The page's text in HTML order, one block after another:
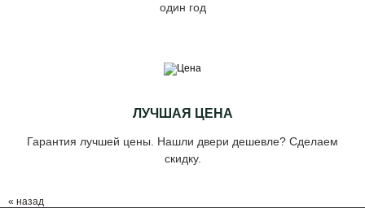
один год
ЛУЧШАЯ ЦЕНА
Гарантия лучшей цены. Нашли двери дешевле? Сделаем
скидку.
« назад